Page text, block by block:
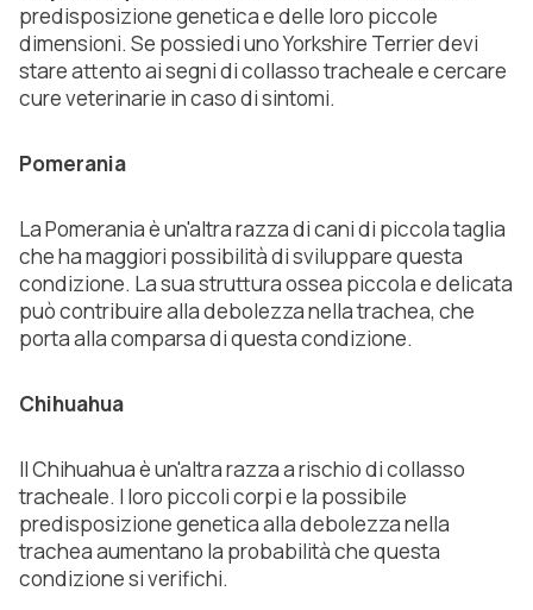
predisposizione genetica e delle loro piccole
dimensioni. Se possiedi uno Yorkshire Terrier devi
stare attento ai segni di collasso tracheale e cercare
cure veterinarie in caso di sintomi.
Pomerania
La Pomerania è un'altra razza di cani di piccola taglia
che ha maggiori possibilità di sviluppare questa
condizione. La sua struttura ossea piccola e delicata
può contribuire alla debolezza nella trachea, che
porta alla comparsa di questa condizione.
Chihuahua
Il Chihuahua è un'altra razza a rischio di collasso
tracheale. I loro piccoli corpi e la possibile
predisposizione genetica alla debolezza nella
trachea aumentano la probabilità che questa
condizione si verifichi.